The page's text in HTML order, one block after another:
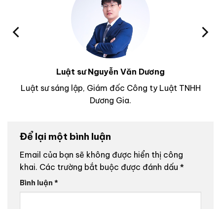
Luật sư Nguyễn Văn Dương
Luật sư sáng lập, Giám đốc Công ty Luật TNHH
Dương Gia.
Để lại một bình luận
Email của bạn sẽ không được hiển thị công
khai. Các trường bắt buộc được đánh dấu *
Bình luận *